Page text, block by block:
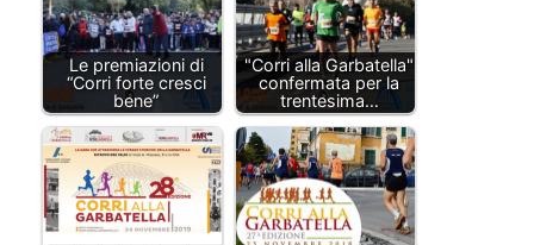
Le premiazioni di
“Corri forte cresci
bene”
"Corri alla Garbatella"
confermata per la
trentesima…